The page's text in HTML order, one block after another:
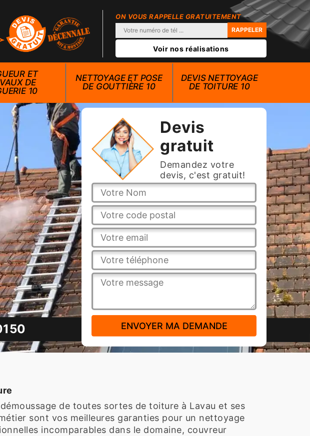
ON VOUS RAPPELLE GRATUITEMENT
Voir nos réalisations
ET
DE
10
NETTOYAGE ET POSE
DE GOUTTIÈRE 10
DEVIS NETTOYAGE
DE TOITURE 10
Devis
gratuit
Demandez votre
devis, c'est gratuit!
de toutes sortes de toiture à Lavau et ses
sont vos meilleures garanties pour un nettoyage
incomparables dans le domaine, couvreur